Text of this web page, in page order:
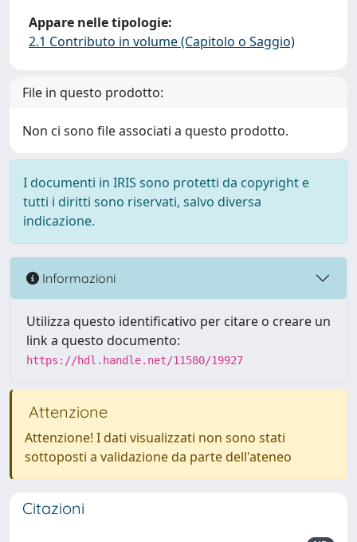
Appare nelle tipologie:
2.1 Contributo in volume (Capitolo o Saggio)
File in questo prodotto:
Non ci sono file associati a questo prodotto.
I documenti in IRIS sono protetti da copyright e
tutti i diritti sono riservati, salvo diversa
indicazione.
Informazioni
Utilizza questo identificativo per citare o creare un
link a questo documento:
https://hdl.handle.net/11580/19927
Attenzione
Attenzione! I dati visualizzati non sono stati
sottoposti a validazione da parte dell'ateneo
Citazioni